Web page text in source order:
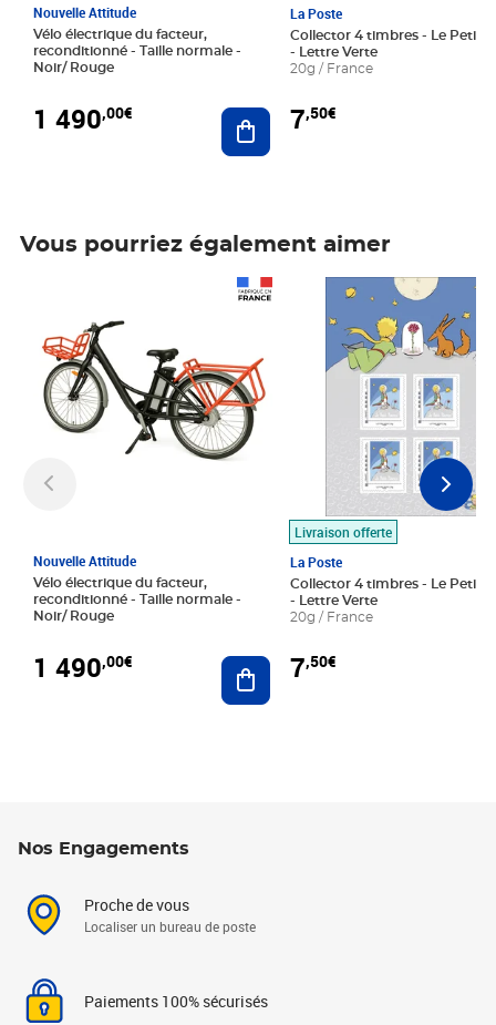
Nouvelle Attitude
Vélo électrique du facteur,
reconditionné - Taille normale -
Noir/ Rouge
1 490,00€ Ajouter au panier
La Poste
Collector 4 timbres - Le Petit
- Lettre Verte
20g / France
7,50€
Vous pourriez également aimer
Nouvelle Attitude
Vélo électrique du facteur,
reconditionné - Taille normale -
Noir/ Rouge
1 490,00€ Ajouter au panier
Livraison offerte
La Poste
Collector 4 timbres - Le Petit
- Lettre Verte
20g / France
7,50€
Prix 7,50€
Nos Engagements
Proche de vous
Localiser un bureau de poste
Paiements 100% sécurisés